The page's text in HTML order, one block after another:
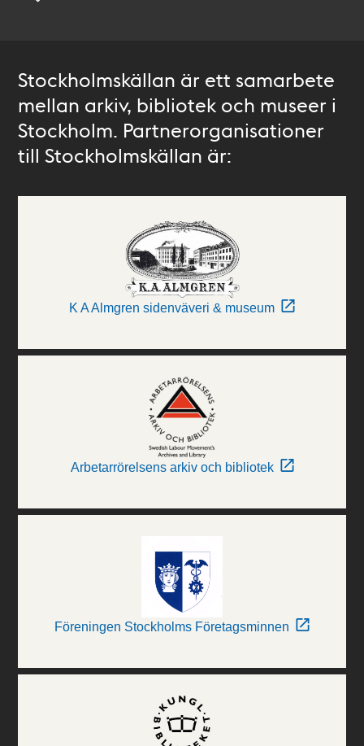
Stockholmskällan är ett samarbete
mellan arkiv, bibliotek och museer i
Stockholm. Partnerorganisationer
till Stockholmskällan är:
K A Almgren sidenväveri & museum
Arbetarrörelsens arkiv och bibliotek
Föreningen Stockholms Företagsminnen